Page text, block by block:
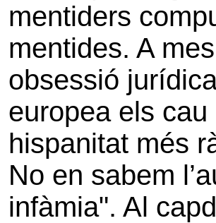
mentiders
mentides. A
obsessió
europea els
hispanitat més
No en sabem
infàmia". Al